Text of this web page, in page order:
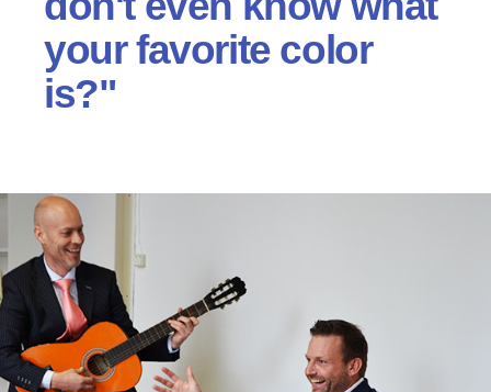
your favorite color
is?"